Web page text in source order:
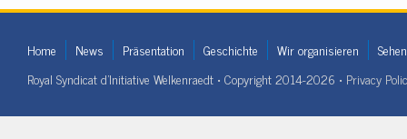
Home News Präsentation Geschichte Wir organisieren
Royal Syndicat d'Initiative Welkenraedt • Copyright 2014-2026 • Privacy